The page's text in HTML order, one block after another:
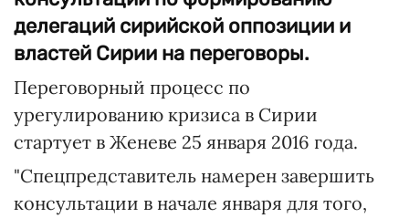
делегаций сирийской оппозиции и
властей Сирии на переговоры.
Переговорный процесс по
урегулированию кризиса в Сирии
стартует в Женеве 25 января 2016 года.
"Спецпредставитель намерен завершить
консультации в начале января для того,